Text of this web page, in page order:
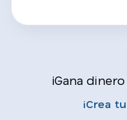
¡Gana
¡Crea